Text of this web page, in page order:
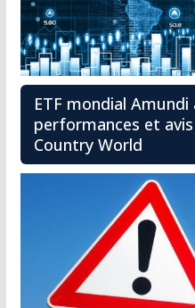
ETF mondial Amundi
performances et
Country World